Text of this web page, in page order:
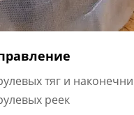
тяг и
реек